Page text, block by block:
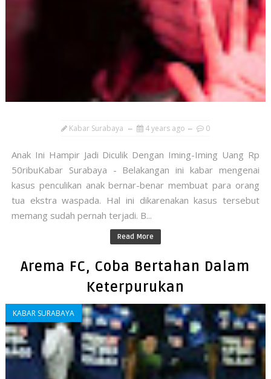
Kabar Surabaya 4 years ago 0
Anak Ini Hampir Jadi Diculik Dengan Iming-Iming Uang Rp
50ribuKabar Surabaya - Belakangan ini kabar mengenai
kasus penculikan anak bernar-benar membuat para orang
tua ekstra waspada. Hal ini dikarenakan kasus tersebut
memang sudah pernah terjadi. B...
Read More
Arema FC, Coba Bertahan Dalam
Keterpurukan
KABAR SURABAYA